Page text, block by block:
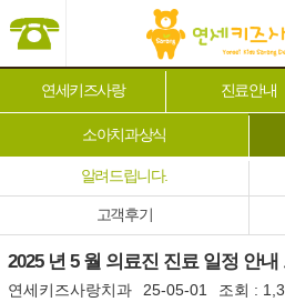
연세키즈사랑 진료안내
소아치과상식
알려드립니다.
고객후기
2025 년 5 월 의료진 진료 일정 안내
연세키즈사랑치과 25-05-01 조회 :